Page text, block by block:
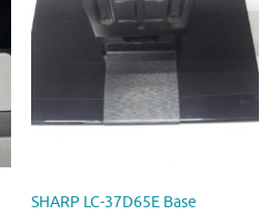
SHARP LC-37D65E Base